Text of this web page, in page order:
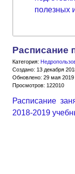
полезных
Расписание
Категория:
Создано: 13 декабря
Обновлено: 29 мая 2019
Просмотров: 122010
Расписание
2018-2019